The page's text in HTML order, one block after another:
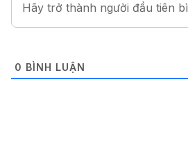
0 BÌNH LUẬN